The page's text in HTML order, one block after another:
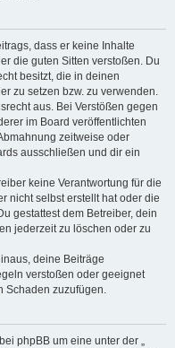
dass er keine Inhalte
die guten Sitten verstoßen. Du
besitzt, die in deinen
zu setzen bzw. zu verwenden.
aus. Bei Verstößen gegen
im Board veröffentlichten
zeitweise oder
ausschließen und dir ein
keine Verantwortung für die
nicht selbst erstellt hat oder die
gestattest dem Betreiber, dein
jederzeit zu löschen oder zu
deine Beiträge
verstoßen oder geeignet
Schaden zuzufügen.
phpBB um eine unter der „